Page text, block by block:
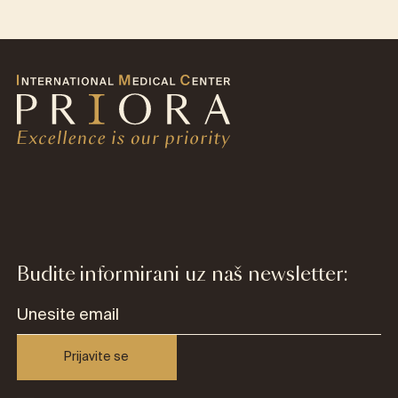
Budite informirani uz naš newsletter:
Prijavite se